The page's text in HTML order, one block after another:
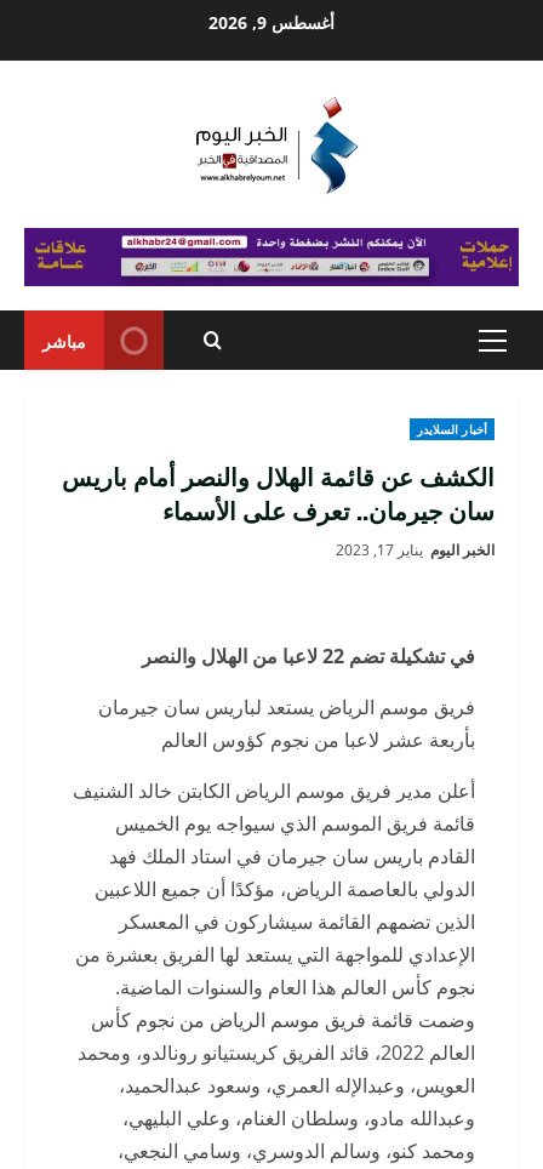
أغسطس 9, 2026
Primary
مباشر
أخبار السلايدر
الكشف عن قائمة الهلال والنصر أمام باريس
سان جيرمان.. تعرف على الأسماء
الخبر اليوم يناير 17, 2023
في تشكيلة تضم 22 لاعبا من الهلال والنصر
فريق موسم الرياض يستعد لباريس سان جيرمان
بأربعة عشر لاعبا من نجوم كؤوس العالم
أعلن مدير فريق موسم الرياض الكابتن خالد الشنيف
قائمة فريق الموسم الذي سيواجه يوم الخميس
القادم باريس سان جيرمان في استاد الملك فهد
الدولي بالعاصمة الرياض، مؤكدًا أن جميع اللاعبين
الذين تضمهم القائمة سيشاركون في المعسكر
الإعدادي للمواجهة التي يستعد لها الفريق بعشرة من
نجوم كأس العالم هذا العام والسنوات الماضية.
وضمت قائمة فريق موسم الرياض من نجوم كأس
العالم 2022، قائد الفريق كريستيانو رونالدو، ومحمد
العويس، وعبدالإله العمري، وسعود عبدالحميد،
وعبدالله مادو، وسلطان الغنام، وعلي البليهي،
ومحمد كنو، وسالم الدوسري، وسامي النجعي،